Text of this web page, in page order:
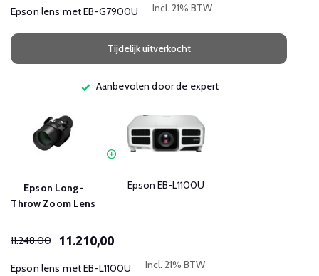
Epson lens met EB-G7900U Incl. 21% BTW
Tijdelijk uitverkocht
Aanbevolen door de expert
Epson Long-
Throw Zoom Lens
Epson EB-L1100U
11.248,00 11.210,00
Epson lens met EB-L1100U Incl. 21% BTW